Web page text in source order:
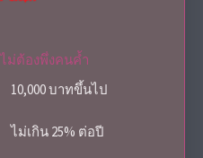
ม่ต้องพึ่งคนค้ำ
10,000 บาทขึ้นไป
ไม่เกิน 25% ต่อปี